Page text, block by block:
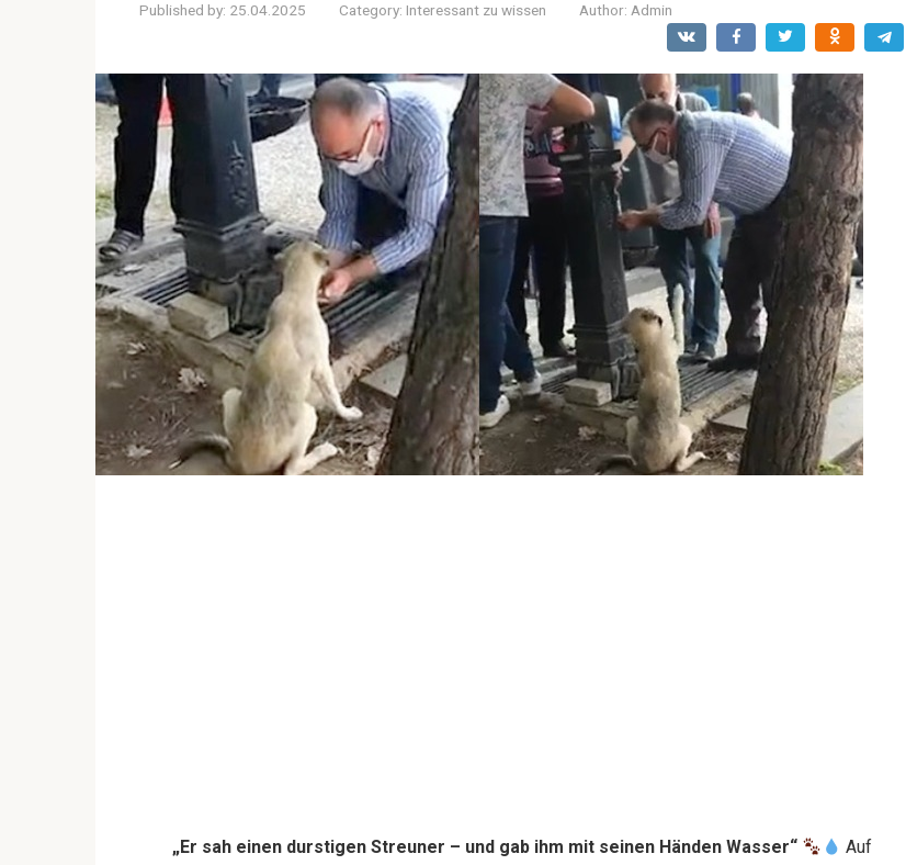
Published by: 25.04.2025 Category: Interessant zu wissen Author: Admin
„Er sah einen durstigen Streuner – und gab ihm mit seinen Händen Wasser“
Auf